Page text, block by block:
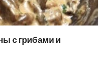
с грибами и